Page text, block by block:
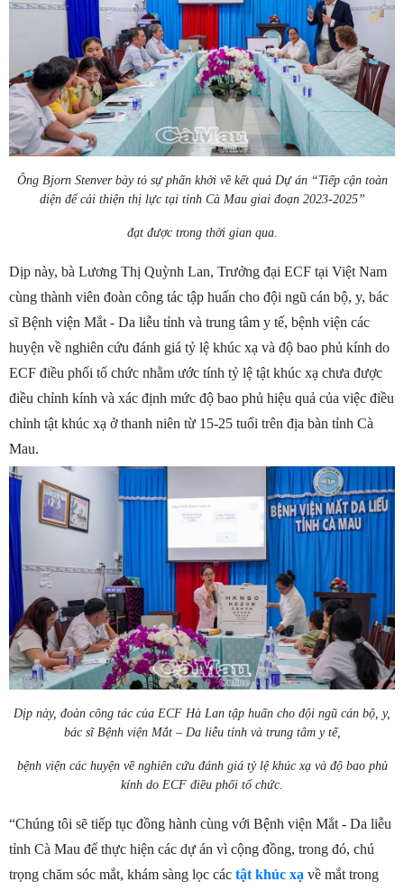
Ông Bjorn Stenver bày tỏ sự phấn khởi về kết quả Dự án “Tiếp cận toàn
diện để cải thiện thị lực tại tỉnh Cà Mau giai đoạn 2023-2025”
đạt được trong thời gian qua.
Dịp này, bà Lương Thị Quỳnh Lan, Trưởng đại ECF tại Việt Nam
cùng thành viên đoàn công tác tập huấn cho đội ngũ cán bộ, y, bác
sĩ Bệnh viện Mắt - Da liễu tỉnh và trung tâm y tế, bệnh viện các
huyện về nghiên cứu đánh giá tỷ lệ khúc xạ và độ bao phủ kính do
ECF điều phối tổ chức nhằm ước tính tỷ lệ tật khúc xạ chưa được
điều chỉnh kính và xác định mức độ bao phủ hiệu quả của việc điều
chỉnh tật khúc xạ ở thanh niên từ 15-25 tuổi trên địa bàn tỉnh Cà
Mau.
Dịp này, đoàn công tác của ECF Hà Lan tập huấn cho đội ngũ cán bộ, y,
bác sĩ Bệnh viện Mắt – Da liễu tỉnh và trung tâm y tế,
bệnh viện các huyện về nghiên cứu đánh giá tỷ lệ khúc xạ và độ bao phủ
kính do ECF điều phối tổ chức.
“Chúng tôi sẽ tiếp tục đồng hành cùng với Bệnh viện Mắt - Da liễu
tỉnh Cà Mau để thực hiện các dự án vì cộng đồng, trong đó, chú
trọng chăm sóc mắt, khám sàng lọc các tật khúc xạ về mắt trong